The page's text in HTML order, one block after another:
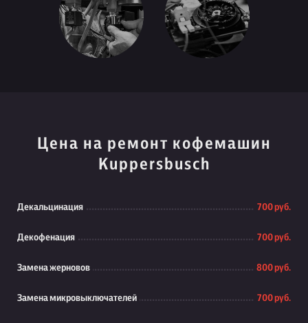
Цена на ремонт кофемашин
Kuppersbusch
Декальцинация 700 руб.
Декофенация 700 руб.
Замена жерновов 800 руб.
Замена микровыключателей 700 руб.